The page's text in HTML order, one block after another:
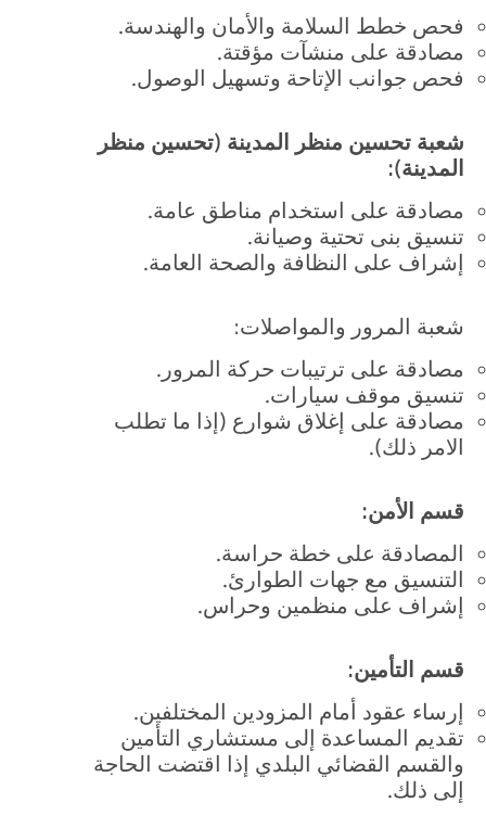
فحص خطط السلامة والأمان والهندسة.
مصادقة على منشآت مؤقتة.
فحص جوانب الإتاحة وتسهيل الوصول.
شعبة تحسين منظر المدينة (تحسين منظر
المدينة):
مصادقة على استخدام مناطق عامة.
تنسيق بنى تحتية وصيانة.
إشراف على النظافة والصحة العامة.
شعبة المرور والمواصلات:
مصادقة على ترتيبات حركة المرور.
تنسيق موقف سيارات.
مصادقة على إغلاق شوارع (إذا ما تطلب
الامر ذلك).
قسم الأمن:
المصادقة على خطة حراسة.
التنسيق مع جهات الطوارئ.
إشراف على منظمين وحراس.
قسم التأمين:
إرساء عقود أمام المزودين المختلفين.
تقديم المساعدة إلى مستشاري التأمين
والقسم القضائي البلدي إذا اقتضت الحاجة
إلى ذلك.